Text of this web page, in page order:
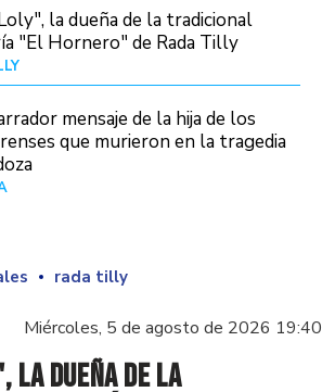
la dueña de la tradicional
"El Hornero" de Rada Tilly
mensaje de la hija de los
que murieron en la tragedia
rada tilly
Miércoles, 5 de agosto de 2026 19:40
la dueña de la